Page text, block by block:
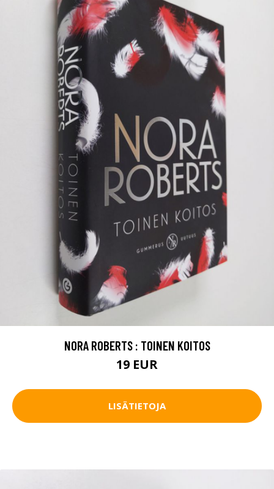
NORA ROBERTS : TOINEN KOITOS
19 EUR
LISÄTIETOJA